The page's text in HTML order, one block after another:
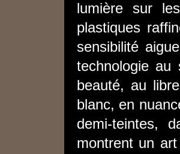
lumière sur
plastiques
sensibilité
technologie
beauté, au
blanc, en
demi-teintes,
montrent un